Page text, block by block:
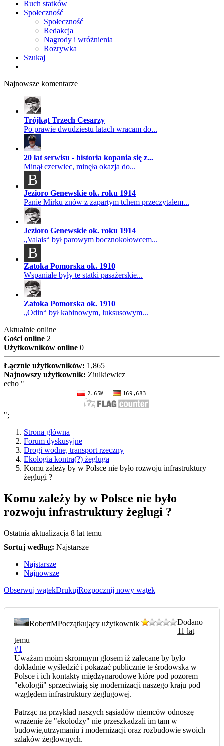
Ruch statków
Społeczność
Społeczność
Redakcja
Nagrody i wróżnienia
Rozrywka
Szukaj
Najnowsze komentarze
Trójkąt Trzech Cesarzy
Po prawie dwudziestu latach wracam do...
20 lat serwisu - historia kopania się z...
Minął czerwiec, minęła okazja do...
B
Jezioro Genewskie ok. roku 1914
Panie Mirku znów z zapartym tchem przeczytałem...
Jezioro Genewskie ok. roku 1914
„Valais“ był parowym bocznokołowcem...
B
Zatoka Pomorska ok. 1910
Wspaniałe były te statki pasażerskie...
Zatoka Pomorska ok. 1910
„Odin“ był kabinowym, luksusowym...
Aktualnie online
Gości online 2
Użytkowników online 0
Łącznie użytkowników: 1,865
Najnowszy użytkownik: Ziulkiewicz
echo "
";
Strona główna
Forum dyskusyjne
Drogi wodne, transport rzeczny
Ekologia kontra(?) żegluga
Komu zależy by w Polsce nie było rozwoju infrastruktury
żeglugi ?
Komu zależy by w Polsce nie było
rozwoju infrastruktury żeglugi ?
Ostatnia aktualizacja 8 lat temu
Sortuj według: Najstarsze
Najstarsze
Najnowsze
Obserwuj wątekDrukujRozpocznij nowy wątek
RobertMPoczątkujący użytkownik
Dodano
11 lat
temu
#1
Uważam moim skromnym głosem iż zalecane by było
dokładnie wyśledzić i pokazać publicznie te środowska w
Polsce i ich kontakty międzynarodowe które pod pozorem
"ekologii" sprzeciwiają się modernizacji naszego kraju pod
względem infrastruktury żeglugowej.
Patrząc na przykład naszych sąsiadów niemców odnoszę
wrażenie że "ekolodzy" nie przeszkadzali im tam w
budowie,utrzymaniu i modernizacji oraz rozbudowie swoich
szlaków żeglownych.